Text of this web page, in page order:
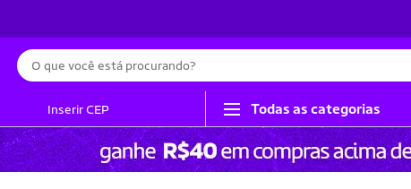
Busca
Inserir CEP Todas as categorias